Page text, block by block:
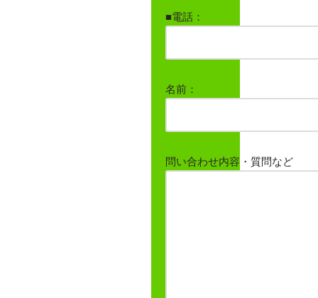
■電話：
名前：
問い合わせ内容・質問など